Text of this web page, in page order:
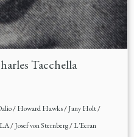
Tacchella
/Howard Hawks/Jany Holt/
/Josef von Sternberg/L'Ecran